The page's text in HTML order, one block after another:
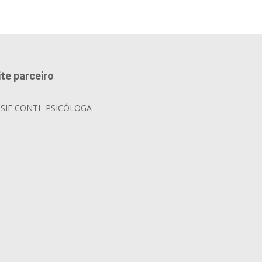
parceiro
CONTI- PSICÓLOGA